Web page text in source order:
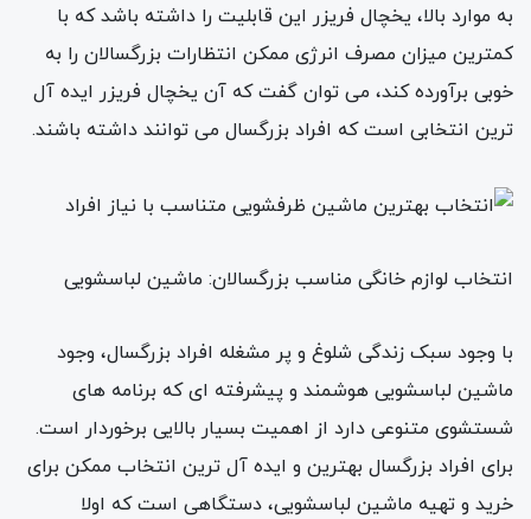
به موارد بالا، یخچال فریزر این قابلیت را داشته باشد که با
کمترین میزان مصرف انرژی ممکن انتظارات بزرگسالان را به
خوبی برآورده کند، می توان گفت که آن یخچال فریزر ایده آل
ترین انتخابی است که افراد بزرگسال می توانند داشته باشند.
انتخاب لوازم خانگی مناسب بزرگسالان: ماشین لباسشویی
با وجود سبک زندگی شلوغ و پر مشغله افراد بزرگسال، وجود
ماشین لباسشویی هوشمند و پیشرفته ای که برنامه های
شستشوی متنوعی دارد از اهمیت بسیار بالایی برخوردار است.
برای افراد بزرگسال بهترین و ایده آل ترین انتخاب ممکن برای
خرید و تهیه ماشین لباسشویی، دستگاهی است که اولا